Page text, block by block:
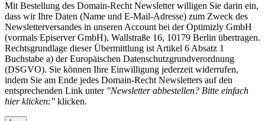
Mit Bestellung des Domain-Recht Newsletter willigen Sie darin ein,
dass wir Ihre Daten (Name und E-Mail-Adresse) zum Zweck des
Newsletterversandes in unseren Account bei der Optimizly GmbH
(vormals Episerver GmbH), Wallstraße 16, 10179 Berlin übertragen.
Rechtsgrundlage dieser Übermittlung ist Artikel 6 Absatz 1
Buchstabe a) der Europäischen Datenschutzgrundverordnung
(DSGVO). Sie können Ihre Einwilligung jederzeit widerrufen,
indem Sie am Ende jedes Domain-Recht Newsletters auf den
entsprechenden Link unter "Newsletter abbestellen? Bitte einfach
hier klicken:" klicken.